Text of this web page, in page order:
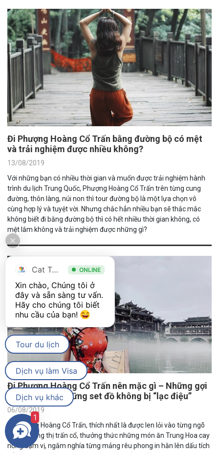
Đi Phượng Hoàng Cổ Trấn bằng đường bộ có mệt
và trải nghiệm được nhiều không?
13/08/2019
Với những bạn có nhiều thời gian và muốn được trải nghiệm hành
trình du lịch Trung Quốc, Phượng Hoàng Cổ Trấn trên từng cung
đường, thôn làng, núi non thì tour đường bộ là một lựa chọn vô
cùng hợp lý và tuyệt vời. Nhưng chắc hẳn nhiều bạn sẽ thắc mắc
không biết đi bằng đường bộ thì có hết nhiều thời gian không, có
mệt lắm không và trải nghiệm được những gì?
Đi Phượng Hoàng Cổ Trấn nên mặc gì – Những gợi
ý giúp bạn có những set đồ không bị “lạc điệu”
06/08/2019
Đi Phượng Hoàng Cổ Trấn, thích nhất là được len lỏi vào từng ngõ
ngách trong thị trấn cổ, thưởng thức những món ăn Trung Hoa cay
nồng đậm vị, ngắm nghía từng mảng rêu phong in hằn lên dấu tích
Cat Tour ONLINE
Xin chào, Chúng tôi ở
đây và sẵn sàng tư vấn.
Hãy cho chúng tôi biết
nhu cầu của bạn!
Tour du lịch
Dịch vụ làm Visa
Dịch vụ khác
1